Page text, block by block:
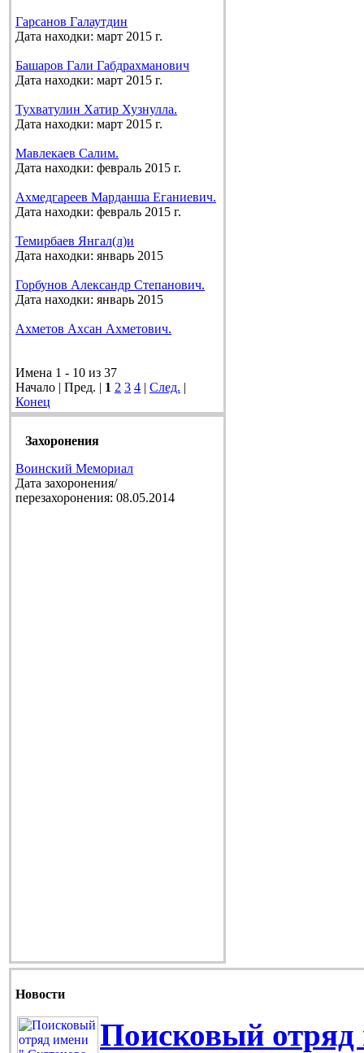
Гарсанов Галаутдин
Дата находки: март 2015 г.
Башаров Гали Габдрахманович
Дата находки: март 2015 г.
Тухватулин Хатир Хузнулла.
Дата находки: март 2015 г.
Мавлекаев Салим.
Дата находки: февраль 2015 г.
Ахмедгареев Марданша Еганиевич.
Дата находки: февраль 2015 г.
Темирбаев Янгал(л)и
Дата находки: январь 2015
Горбунов Александр Степанович.
Дата находки: январь 2015
Ахметов Ахсан Ахметович.
Имена 1 - 10 из 37
Начало | Пред. | 1 2 3 4 | След. |
Конец
Захоронения
Воинский Мемориал
Дата захоронения/
перезахоронения: 08.05.2014
Новости
Поисковый